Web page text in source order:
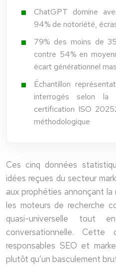
ChatGPT domine
94% de notoriété,
79% des moins de
contre 54% en
écart générationnel
Échantillon
interrogés selon la
certification ISO
méthodologique
Ces cinq données
idées reçues du secteur
aux prophéties annonçant
les moteurs de recherche
quasi-universelle tout
conversationnelle. Cette
responsables SEO et
plutôt qu’un basculement